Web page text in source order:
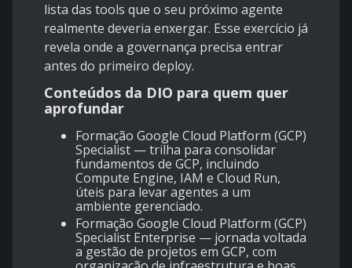
lista das tools que o seu próximo agente
realmente deveria enxergar. Esse exercício já
revela onde a governança precisa entrar
antes do primeiro deploy.
Conteúdos da DIO para quem quer
aprofundar
Formação Google Cloud Platform (GCP)
Specialist — trilha para consolidar
fundamentos de GCP, incluindo
Compute Engine, IAM e Cloud Run,
úteis para levar agentes a um
ambiente gerenciado.
Formação Google Cloud Platform (GCP)
Specialist Enterprise — jornada voltada
a gestão de projetos em GCP, com